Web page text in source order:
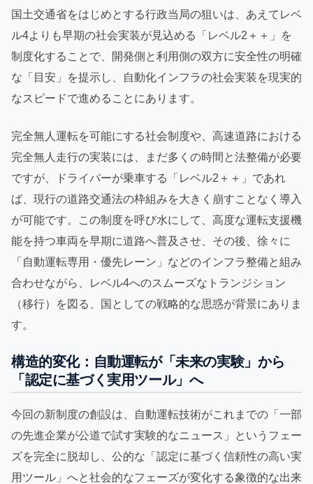
国土交通省をはじめとする行政当局の狙いは、あえてレベ
ル4よりも早期の社会実装が見込める「レベル2＋＋」を
制度化することで、開発側と利用側の双方に安全性の明確
な「目安」を提示し、自動化インフラの社会実装を現実的
なスピードで進めることにあります。
完全無人運転を可能にする社会制度や、高速道路における
完全無人走行の実装には、まだ多くの時間と法整備が必要
ですが、ドライバーが乗車する「レベル2＋＋」であれ
ば、現行の道路交通法の枠組みを大きく崩すことなく導入
が可能です。この制度を呼び水にして、高度な運転支援機
能を持つ車両を早期に道路へ普及させ、その後、徐々に
「自動運転専用・優先レーン」などのインフラ整備と組み
合わせながら、レベル4へのスムーズなトランジション
（移行）を図る、国としての戦略的な思惑が背景にありま
す。
構造的変化：自動運転が「未来の実験」から
「認定に基づく実用ツール」へ
今回の新制度の創設は、自動運転技術がこれまでの「一部
の先進企業が公道で試す実験的なニュース」というフェー
ズを完全に脱却し、公的な「認定に基づく信頼性の高い実
用ツール」へと社会的なフェーズが変化する象徴的な出来